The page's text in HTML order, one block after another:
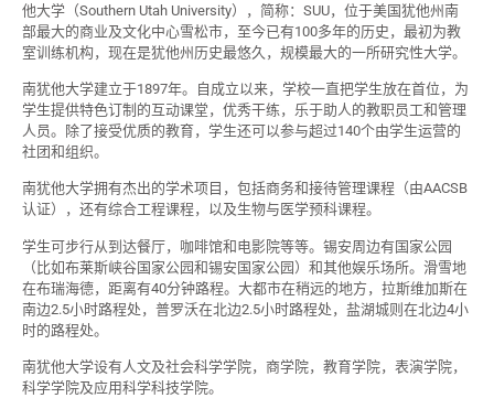
他大学（Southern Utah University），简称：SUU，位于美国犹他州南
部最大的商业及文化中心雪松市，至今已有100多年的历史，最初为教
室训练机构，现在是犹他州历史最悠久，规模最大的一所研究性大学。
南犹他大学建立于1897年。自成立以来，学校一直把学生放在首位，为
学生提供特色订制的互动课堂，优秀干练，乐于助人的教职员工和管理
人员。除了接受优质的教育，学生还可以参与超过140个由学生运营的
社团和组织。
南犹他大学拥有杰出的学术项目，包括商务和接待管理课程（由AACSB
认证），还有综合工程课程，以及生物与医学预科课程。
学生可步行从到达餐厅，咖啡馆和电影院等等。锡安周边有国家公园
（比如布莱斯峡谷国家公园和锡安国家公园）和其他娱乐场所。滑雪地
在布瑞海德，距离有40分钟路程。大都市在稍远的地方，拉斯维加斯在
南边2.5小时路程处，普罗沃在北边2.5小时路程处，盐湖城则在北边4小
时的路程处。
南犹他大学设有人文及社会科学学院，商学院，教育学院，表演学院，
科学学院及应用科学科技学院。